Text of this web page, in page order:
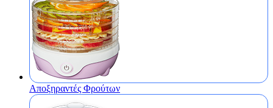
Αποξηραντές Φρούτων